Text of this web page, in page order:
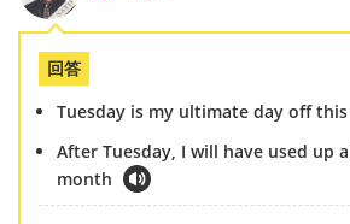
回答
Tuesday is my ultimate day off
After Tuesday, I will have used up
month